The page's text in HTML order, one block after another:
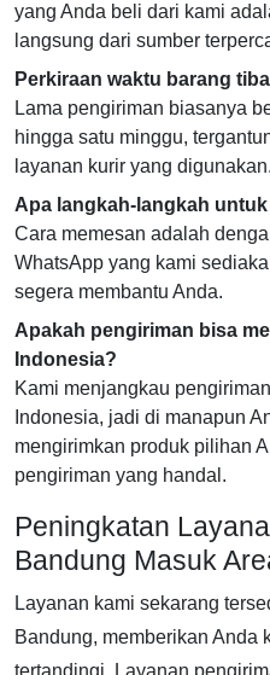
yang Anda beli dari kami
langsung dari sumber
Perkiraan waktu barang
Lama pengiriman biasanya
hingga satu minggu,
layanan kurir yang digunakan.
Apa langkah-langkah
Cara memesan adalah
WhatsApp yang kami
segera membantu Anda.
Apakah pengiriman bisa
Indonesia?
Kami menjangkau
Indonesia, jadi di manapun
mengirimkan produk pilihan
pengiriman yang handal.
Peningkatan
Bandung Masuk
Layanan kami sekarang
Bandung, memberikan Anda